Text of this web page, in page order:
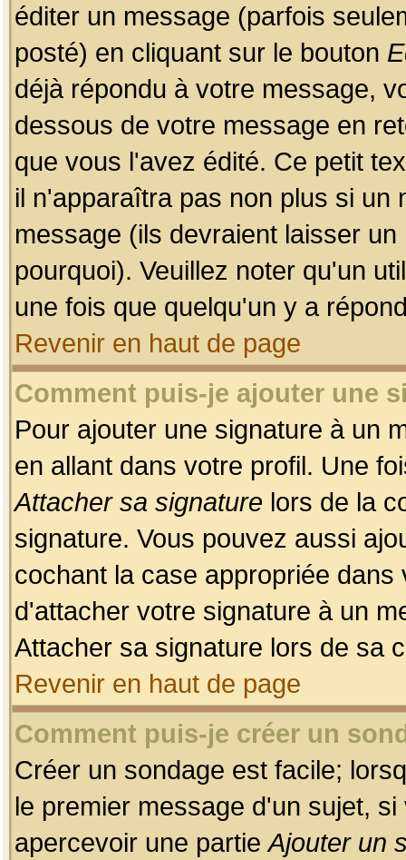
éditer un message (parfois
posté) en cliquant sur le bouton
déjà répondu à votre message,
dessous de votre message en
que vous l'avez édité. Ce petit
il n'apparaîtra pas non plus si un
message (ils devraient laisser
pourquoi). Veuillez noter qu'un
une fois que quelqu'un y a
Revenir en haut de page
Comment puis-je ajouter une
Pour ajouter une signature à un
en allant dans votre profil. Une
Attacher sa signature lors de la
signature. Vous pouvez aussi
cochant la case appropriée
d'attacher votre signature à un
Attacher sa signature lors de sa
Revenir en haut de page
Comment puis-je créer un
Créer un sondage est facile;
le premier message d'un sujet,
apercevoir une partieAjouter un